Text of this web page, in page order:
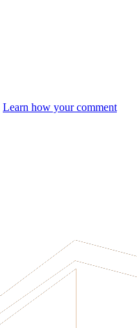
Learn how your comment